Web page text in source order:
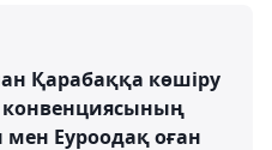
Қарабаққа көшіру
конвенциясының
Еуроодақ оған